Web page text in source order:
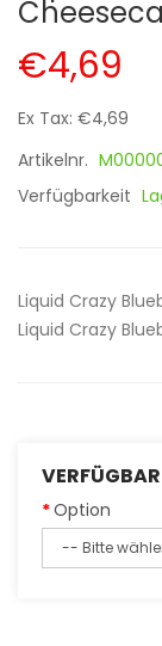
€4,69
Ex Tax: €4,69
Artikelnr.
Verfügbarkeit
Liquid Crazy
Liquid Crazy
Option